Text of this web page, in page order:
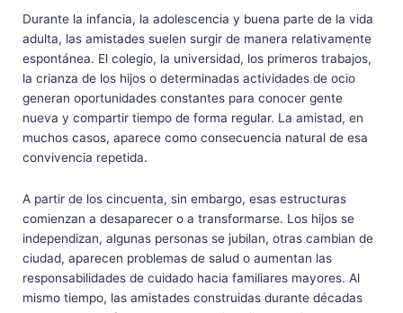
Durante la infancia, la adolescencia y buena parte de la vida
adulta, las amistades suelen surgir de manera relativamente
espontánea. El colegio, la universidad, los primeros trabajos,
la crianza de los hijos o determinadas actividades de ocio
generan oportunidades constantes para conocer gente
nueva y compartir tiempo de forma regular. La amistad, en
muchos casos, aparece como consecuencia natural de esa
convivencia repetida.
A partir de los cincuenta, sin embargo, esas estructuras
comienzan a desaparecer o a transformarse. Los hijos se
independizan, algunas personas se jubilan, otras cambian de
ciudad, aparecen problemas de salud o aumentan las
responsabilidades de cuidado hacia familiares mayores. Al
mismo tiempo, las amistades construidas durante décadas